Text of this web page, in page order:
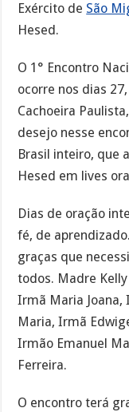
Exército de São
Hesed.
O 1° Encontro
ocorre nos dias
Cachoeira
desejo nesse
Brasil inteiro, que
Hesed em lives
Dias de oração
fé, de
graças que
todos. Madre
Irmã Maria Joana,
Maria, Irmã
Irmão Emanuel
Ferreira.
O encontro terá